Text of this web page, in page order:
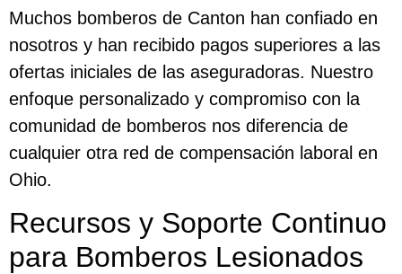
Muchos bomberos de Canton han confiado en
nosotros y han recibido pagos superiores a las
ofertas iniciales de las aseguradoras. Nuestro
enfoque personalizado y compromiso con la
comunidad de bomberos nos diferencia de
cualquier otra red de compensación laboral en
Ohio.
Recursos y Soporte Continuo
para Bomberos Lesionados